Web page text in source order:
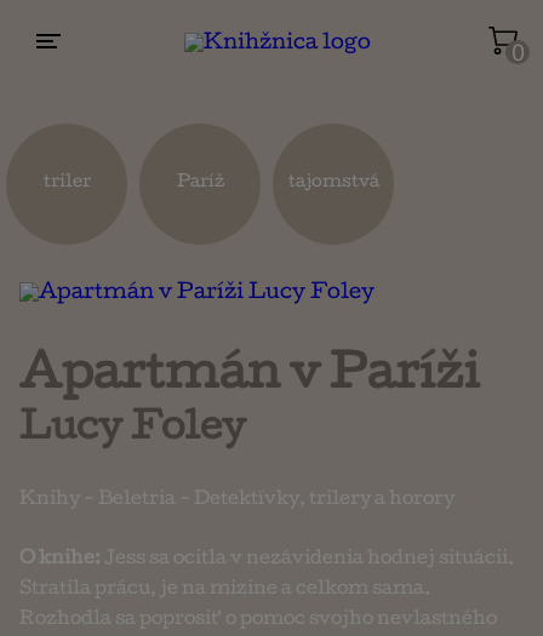
0
triler Paríž tajomstvá
Apartmán v Paríži
Lucy Foley
Knihy - Beletria - Detektívky, trilery a horory
O knihe: Jess sa ocitla v nezávidenia hodnej situácii.
Stratila prácu, je na mizine a celkom sama.
Rozhodla sa poprosiť o pomoc svojho nevlastného